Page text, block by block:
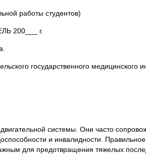
работы студентов)
200___ г.
государственного медицинского
системы. Они часто
и инвалидности.
для предотвращения тяжелых